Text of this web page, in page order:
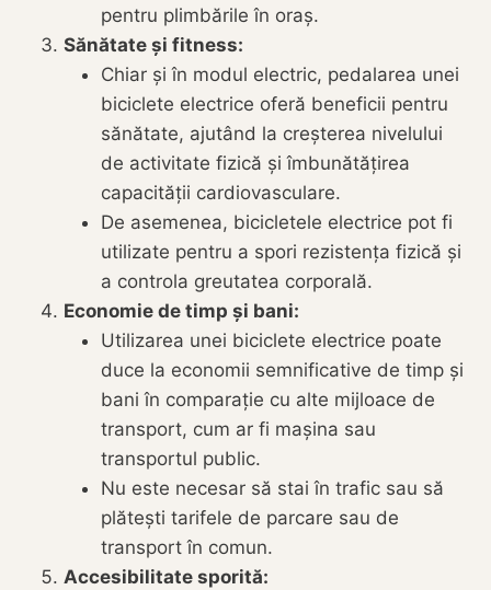
pentru plimbările în oraș.
Sănătate și fitness:
Chiar și în modul electric, pedalarea unei
biciclete electrice oferă beneficii pentru
sănătate, ajutând la creșterea nivelului
de activitate fizică și îmbunătățirea
capacității cardiovasculare.
De asemenea, bicicletele electrice pot fi
utilizate pentru a spori rezistența fizică și
a controla greutatea corporală.
Economie de timp și bani:
Utilizarea unei biciclete electrice poate
duce la economii semnificative de timp și
bani în comparație cu alte mijloace de
transport, cum ar fi mașina sau
transportul public.
Nu este necesar să stai în trafic sau să
plătești tarifele de parcare sau de
transport în comun.
Accesibilitate sporită: